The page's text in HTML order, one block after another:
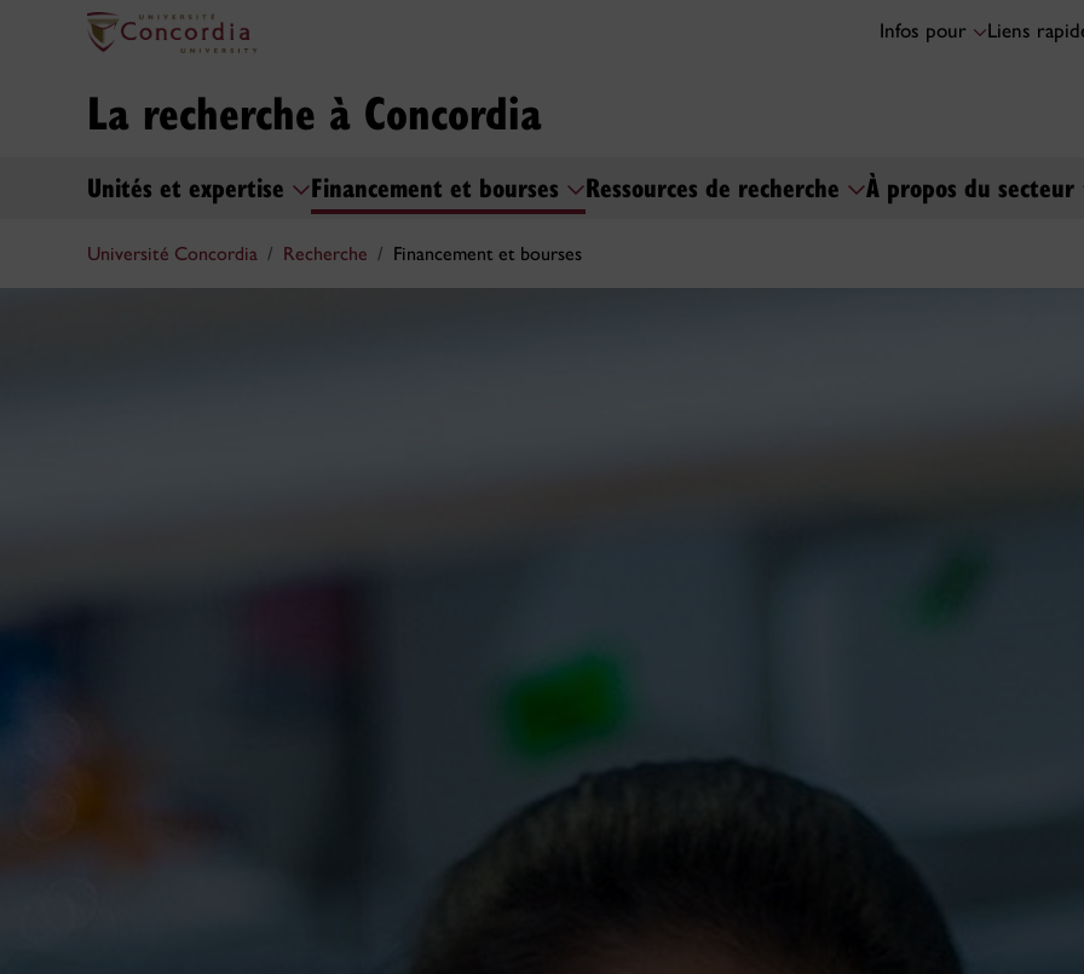
Infos pour Liens
La recherche à Concordia
Unités et expertise Financement et bourses Ressources de recherche À propos du secteur
Université Concordia Recherche Financement et bourses